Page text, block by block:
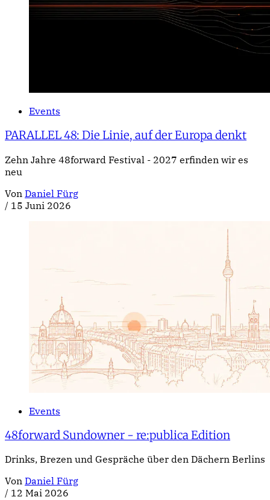
Events
PARALLEL 48: Die Linie, auf der Europa denkt
Zehn Jahre 48forward Festival - 2027 erfinden wir es
neu
Von Daniel Fürg
/ 15 Juni 2026
Events
48forward Sundowner - re:publica Edition
Drinks, Brezen und Gespräche über den Dächern Berlins
Von Daniel Fürg
/ 12 Mai 2026